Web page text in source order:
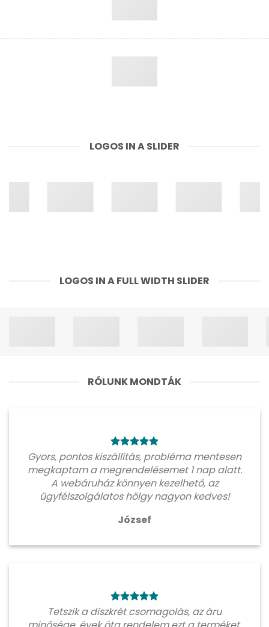
LOGOS IN A SLIDER
LOGOS IN A FULL WIDTH SLIDER
RÓLUNK MONDTÁK
Gyors, pontos kiszállítás, probléma mentesen
megkaptam a megrendelésemet 1 nap alatt.
A webáruház könnyen kezelhető, az
ügyfélszolgálatos hölgy nagyon kedves!
József
Tetszik a diszkrét csomagolás, az áru